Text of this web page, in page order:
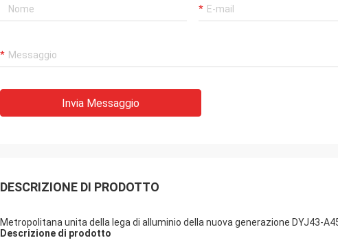
Invia Messaggio
DESCRIZIONE DI PRODOTTO
Metropolitana unita della lega di alluminio della nuova generazione DYJ43-
Descrizione di prodotto